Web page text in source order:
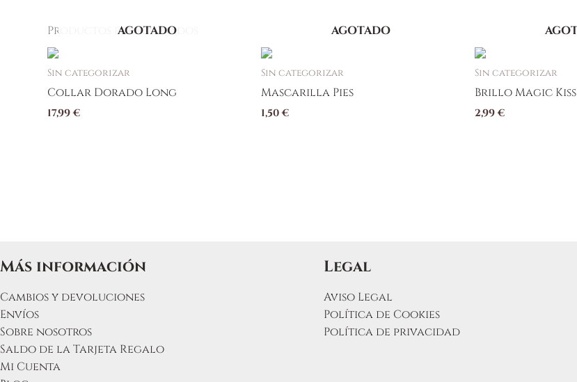
Productos relacionados
AGOTADO
Sin categorizar
Collar Dorado Long
17,99€
AGOTADO
Sin categorizar
Mascarilla Pies
1,50€
Sin categorizar
Brillo Magic Kiss
2,99€
Más información
Cambios y devoluciones
Envíos
Sobre nosotros
Saldo de la Tarjeta Regalo
Mi Cuenta
Legal
Aviso Legal
Política de Cookies
Política de privacidad